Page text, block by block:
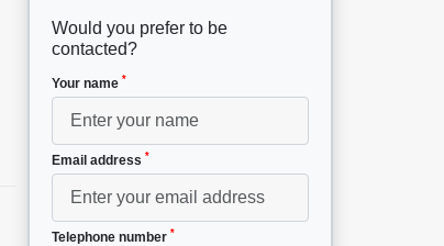
Would you prefer to be
contacted?
Your name *
Email address *
Telephone number *